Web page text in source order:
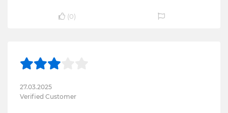
(0)
27.03.2025
Verified Customer